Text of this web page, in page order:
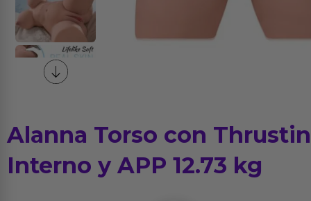
Alanna Torso con
Interno y APP 12.73 kg